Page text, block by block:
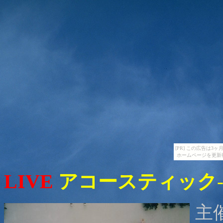
[PR] この広告は3ヶ
ホームページを更
LIVE アコースティック-
主